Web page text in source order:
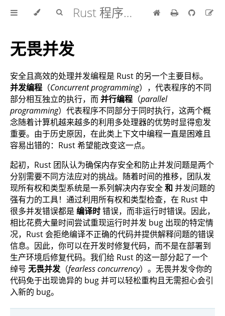
Rust 程序设计语言 中文版
无畏并发
安全且高效的处理并发编程是 Rust 的另一个主要目标。
并发编程 （Concurrent programming），代表程序的不同
部分相互独立的执行，而并行编程 （parallel
programming）代表程序不同部分于同时执行，这两个概
念随着计算机越来越多的利用多处理器的优势时显得愈发
重要。由于历史原因，在此类上下文中编程一直是困难且
容易出错的：Rust 希望能改变这一点。
起初，Rust 团队认为确保内存安全和防止并发问题是两个
分别需要不同方法应对的挑战。随着时间的推移，团队发
现所有权和类型系统是一系列解决内存安全和并发问题的
强有力的工具！通过利用所有权和类型检查，在 Rust 中
很多并发错误都是 编译时错误，而非运行时错误。因此，
相比花费大量时间尝试重现运行时并发 bug 出现的特定情
况，Rust 会拒绝编译不正确的代码并提供解释问题的错误
信息。因此，你可以在开发时修复代码，而不是在部署到
生产环境后修复代码。我们给 Rust 的这一部分起了一个
绰号 无畏并发 （fearless concurrency）。无畏并发令你的
代码免于出现诡异的 bug 并可以轻松重构且无需担心会引
入新的 bug。